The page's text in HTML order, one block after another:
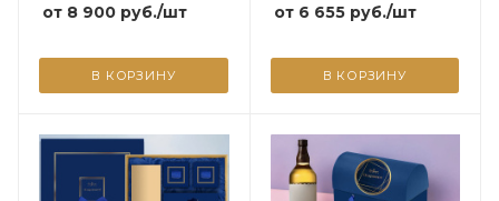
от 8 900 руб./шт
В КОРЗИНУ
от 6 655руб./шт
В КОРЗИНУ